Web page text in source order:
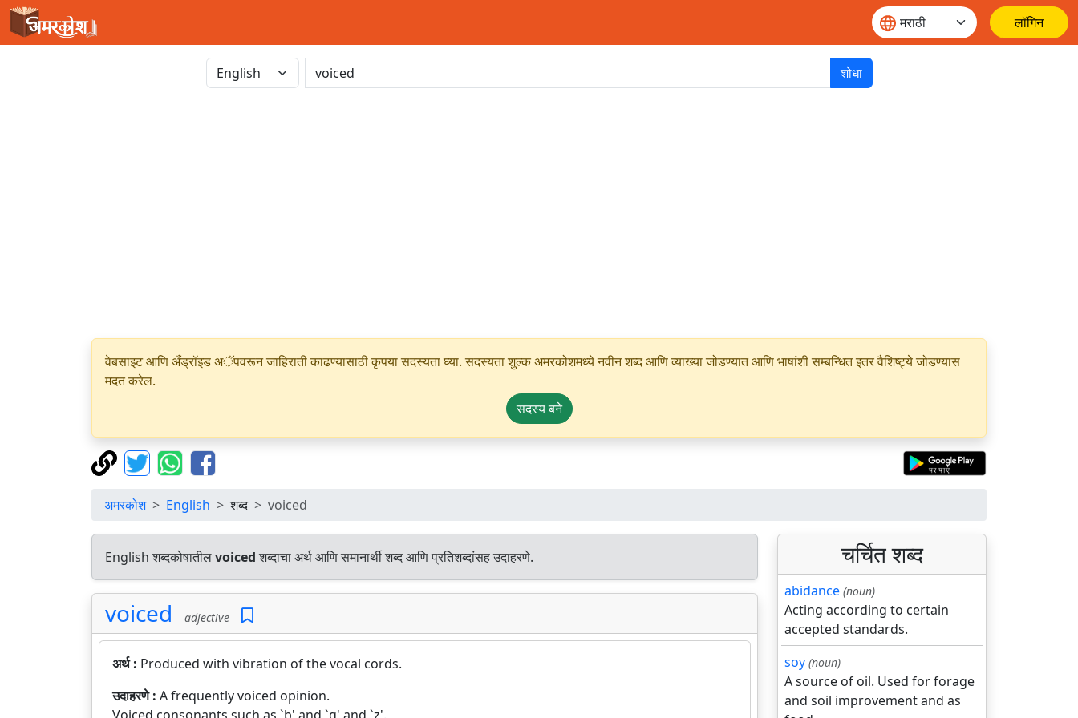
लॉगिन
शोधा
वेबसाइट आणि अँड्रॉइड अॅपवरून जाहिराती काढण्यासाठी कृपया सदस्यता घ्या. सदस्यता शुल्क अमरकोशमध्ये नवीन शब्द आणि व्याख्या जोडण्यात आणि भाषांशी सम्बन्धित इतर वैशिष्ट्ये जोडण्यास
मदत करेल.
सदस्य बने
अमरकोश English शब्द voiced
English शब्दकोषातीलvoicedशब्दाचा अर्थ आणि समानार्थी शब्द आणि प्रतिशब्दांसह उदाहरणे.
voiced adjective
अर्थ : Produced with vibration of the vocal cords.
उदाहरणे : A frequently voiced opinion.
चर्चित शब्द
abidance (noun)
Acting according to certain
accepted standards.
soy (noun)
A source of oil. Used for forage
and soil improvement and as